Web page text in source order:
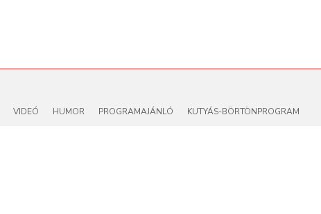
VIDEÓ HUMOR PROGRAMAJÁNLÓ KUTYÁS-BÖRTÖNPROGRAM